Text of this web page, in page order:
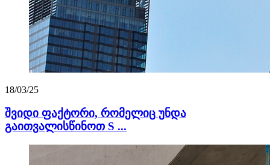
18/03/25
შვიდი ფაქტორი, რომელიც უნდა
გაითვალისწინოთ S ...